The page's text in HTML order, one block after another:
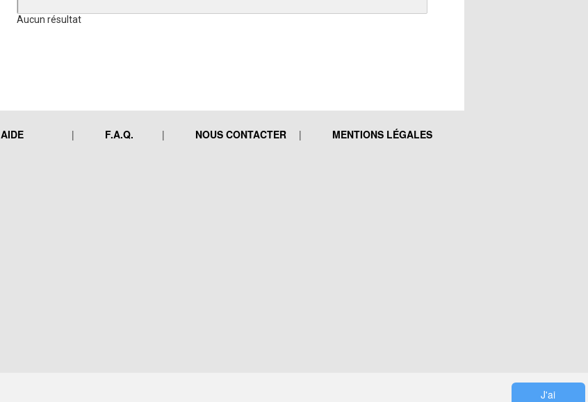
Aucun résultat
AIDE F.A.Q. NOUS CONTACTER MENTIONS LÉGALES
J'ai